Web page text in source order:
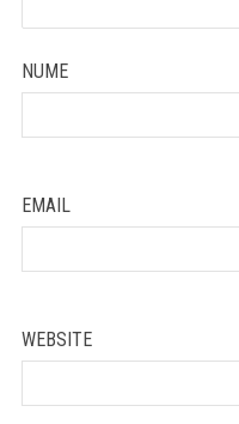
NUME
EMAIL
WEBSITE